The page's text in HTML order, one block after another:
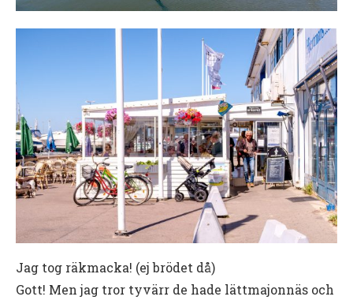
Jag tog räkmacka! (ej brödet då)
Gott! Men jag tror tyvärr de hade lättmajonnäs och